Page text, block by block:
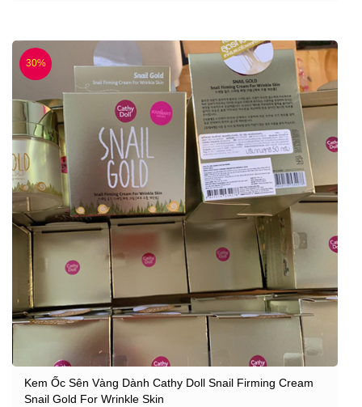
30%
Kem Ốc Sên Vàng Dành Cathy Doll Snail Firming Cream
Snail Gold For Wrinkle Skin